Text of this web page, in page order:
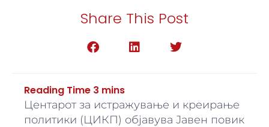
Share This Post
Центарот за истражување и креирање
политики (ЦИКП) објавува Јавен повик